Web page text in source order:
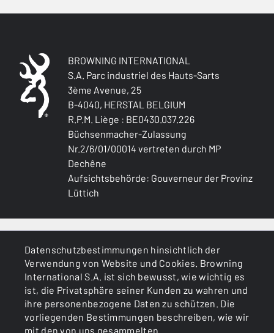
Datenschutzbestimmungen hinsichtlich der
Verwendung von Website und Cookies. Browning
International S.A. ist sich bewusst, wie wichtig es
ist, die Privatsphäre seiner Kunden zu wahren und
ihre personenbezogene Daten zu schützen. Die
vorliegenden Bestimmungen beschreiben, wie wir
mit den von uns gesammelten
BROWNING INTERNATIONAL
S.A. Parc industriel des Hauts-Sarts
3ème Avenue, 25
B-4040, HERSTAL BELGIUM
R.P.M. Liège : BE0430.037.226
Büchsenmacher-Zulassung
Nr.2/6/01/00014 vertreten durch MP
Dechêne
Aufsichtsbehörde: Gouverneur der Provinz
Lüttich
DIENSTLEISTUNGEN